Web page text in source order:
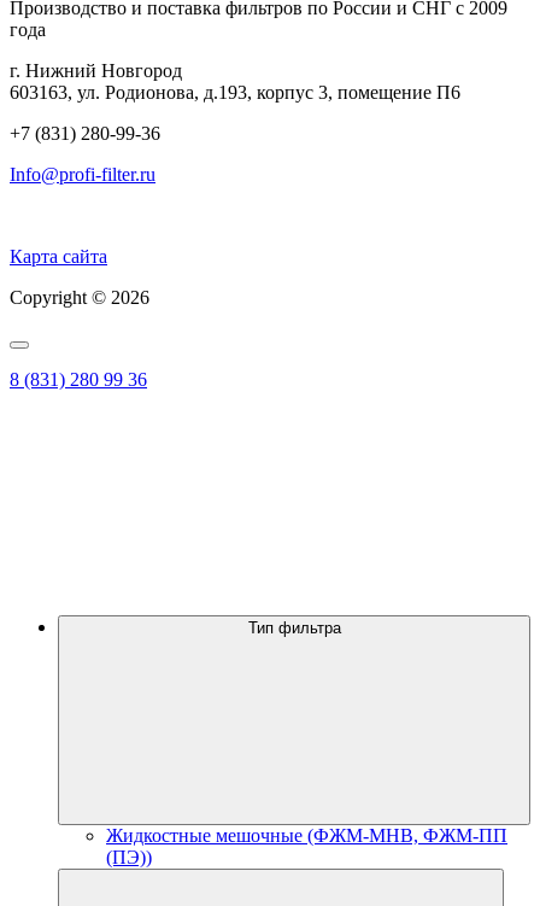
Производство и поставка фильтров по России и СНГ с 2009
года
г. Нижний Новгород
603163, ул. Родионова, д.193, корпус 3, помещение П6
+7 (831) 280-99-36
Info@profi-filter.ru
Карта сайта
Copyright © 2026
8 (831) 280 99 36
Тип фильтра
Жидкостные мешочные (ФЖМ-МНВ, ФЖМ-ПП
(ПЭ))